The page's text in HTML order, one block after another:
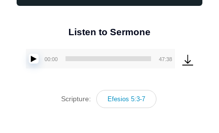
Listen to Sermone
Reproductor
audio
00:00 47:38
Scripture: Efesios 5:3-7